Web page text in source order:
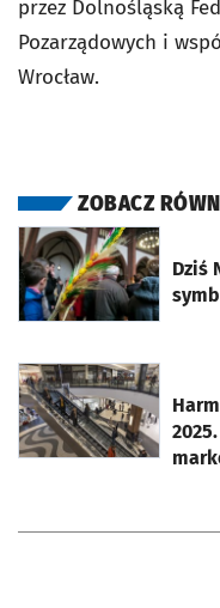
przez Dolnośląską
Pozarządowych i
Wrocław.
ZOBACZ
Dziś
otworzy się w nowej
otworzy się w nowej